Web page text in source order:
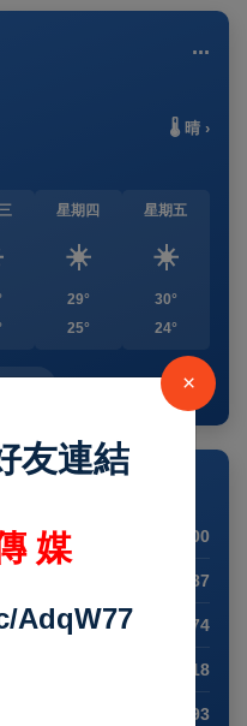
...
🌡️ 晴 ›
星期四
☀️
29°
25°
星期五
☀️
30°
24°
1.00
0.87
0.74
32.18
157.93
×
友連結
媒
adqW77